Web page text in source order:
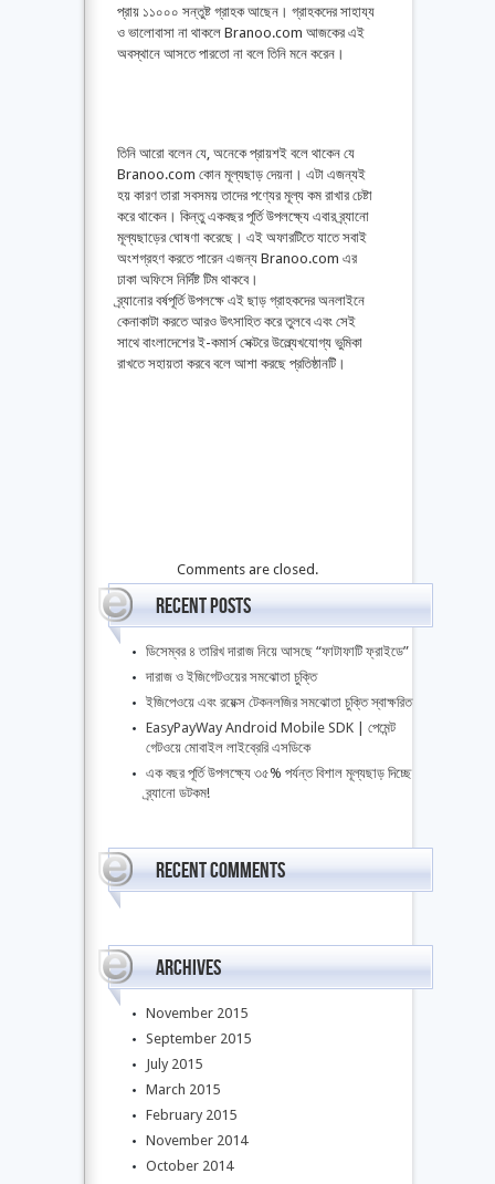
প্রায় ১১০০০ সন্তুষ্ট গ্রাহক আছেন। গ্রাহকদের সাহায্য
ও ভালোবাসা না থাকলে Branoo.com আজকের এই
অবস্থানে আসতে পারতো না বলে তিনি মনে করেন।
তিনি আরো বলেন যে, অনেকে প্রায়শই বলে থাকেন যে
Branoo.com কোন মূল্যছাড় দেয়না। এটা এজন্যই
হয় কারণ তারা সবসময় তাদের পণ্যের মূল্য কম রাখার চেষ্টা
করে থাকেন। কিন্তু একবছর পূর্তি উপলক্ষ্যে এবার ব্র্যানো
মূল্যছাড়ের ঘোষণা করেছে। এই অফারটিতে যাতে সবাই
অংশগ্রহণ করতে পারেন এজন্য Branoo.com এর
ঢাকা অফিসে নির্দিষ্ট টিম থাকবে।
ব্র্যানোর বর্ষপূর্তি উপলক্ষে এই ছাড় গ্রাহকদের অনলাইনে
কেনাকাটা করতে আরও উৎসাহিত করে তুলবে এবং সেই
সাথে বাংলাদেশের ই-কমার্স সেক্টরে উল্ল্যেখযোগ্য ভুমিকা
রাখতে সহায়তা করবে বলে আশা করছে প্রতিষ্ঠানটি।
Comments are closed.
Recent Posts
ডিসেম্বর ৪ তারিখ দারাজ নিয়ে আসছে “ফাটাফাটি ফ্রাইডে”
দারাজ ও ইজিগেটওয়ের সমঝোতা চুক্তি
ইজিপেওয়ে এবং রয়েক্স টেকনলজির সমঝোতা চুক্তি স্বাক্ষরিত
EasyPayWay Android Mobile SDK | পেমেন্ট
গেটওয়ে মোবাইল লাইব্রেরি এসডিকে
এক বছর পূর্তি উপলক্ষ্যে ৩৫% পর্যন্ত বিশাল মূল্যছাড় দিচ্ছে
ব্র্যানো ডটকম!
Recent Comments
Archives
November 2015
September 2015
July 2015
March 2015
February 2015
November 2014
October 2014